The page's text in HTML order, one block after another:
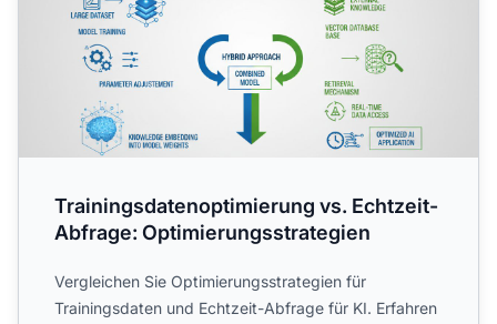
Trainingsdatenoptimierung vs. Echtzeit-
Abfrage: Optimierungsstrategien
Vergleichen Sie Optimierungsstrategien für
Trainingsdaten und Echtzeit-Abfrage für KI. Erfahren